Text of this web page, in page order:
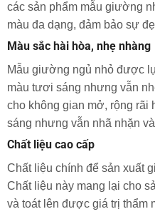
các sản phẩm mẫu giường
màu đa dạng, đảm bảo sự
Màu sắc hài hòa, nhẹ nhàng
Mẫu giường ngủ nhỏ được
màu tươi sáng nhưng vẫn
cho không gian mở, rộng
sáng nhưng vẫn nhã nhặn
Chất liệu cao cấp
Chất liệu chính để sản xuất
Chất liệu này mang lại cho
và toát lên được giá trị thẩm